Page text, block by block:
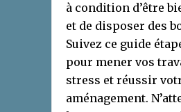
à condition d’être
et de disposer des
Suivez ce guide
pour mener vos
stress et réussir
aménagement.